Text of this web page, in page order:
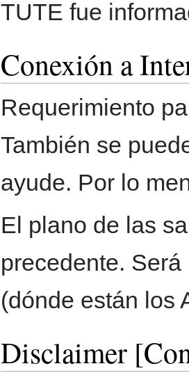
TUTE fue
Conexión a
Requerimiento
También se
ayude. Por lo
El plano de las
precedente.
(dónde están los
Disclaimer